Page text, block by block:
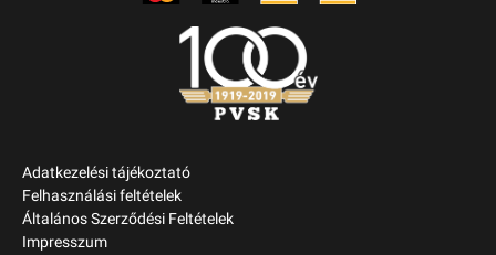
Adatkezelési tájékoztató
Felhasználási feltételek
Általános Szerződési Feltételek
Impresszum